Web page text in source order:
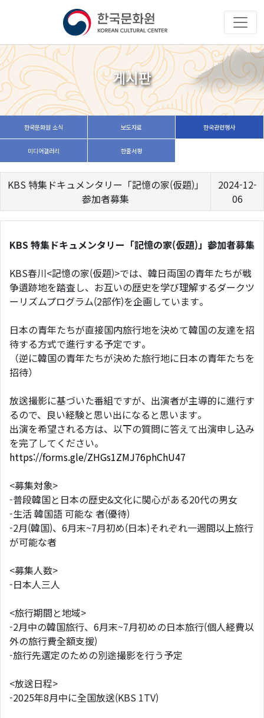
게시판
한국문화원 소식 보도자료 한국관련행사
미디어갤러리 한줄서평
KBS 特集ドキュメンタリー「記憶の家(仮題)」
参加者募集
2024-12-
06
KBS 特集ドキュメンタリー「記憶の家(仮題)」参加者募集
KBS春川<記憶の家(仮題)>では、韓日両国の青年たちが戦
争遺跡地を踏査し、お互いの歴史を学び理解するダークツ
ーリズムプログラム(2部作)を企画しています。
日本の青年たちが直接国内旅行地を決めて韓国の友達を招
待する方式で進行する予定です。
（逆に韓国の青年たちが決めた旅行地に日本の青年たちを
招待）
放送撮影に基づいた番組ですが、出演者が主導的に進行す
るので、良い経験と思い出になると思います。
出演を希望される方は、以下の質問に答えて出演申し込み
を完了してください。
https://forms.gle/ZHGs1ZMJ76phChU47
<募集対象>
-普段韓国と日本の歴史&文化に関心がある20代の男女
-生活 韓国語 可能な 者(優待)
-2月(韓国)、6月末~7月初め(日本)それぞれ一週間以上旅行
が可能な者
<募集人数>
-日本人三人
<旅行期間と地域>
-2月中の韓国旅行、6月末~7月初めの日本旅行(個人経費以
外の旅行費全額支援)
-旅行先選定のための別途撮影を行う予定
<放送日程>
-2025年8月中に全国放送(KBS 1TV)